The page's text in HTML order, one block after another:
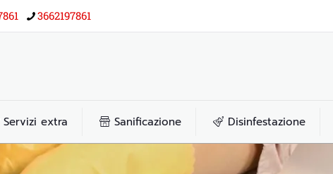
3662197861
Servizi extra Sanificazione Disinfestazione